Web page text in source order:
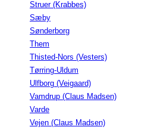
Struer (Krabbes)
Sæby
Sønderborg
Them
Thisted-Nors (Vesters)
Tørring-Uldum
Ulfborg (Veigaard)
Vamdrup (Claus Madsen)
Varde
Vejen (Claus Madsen)